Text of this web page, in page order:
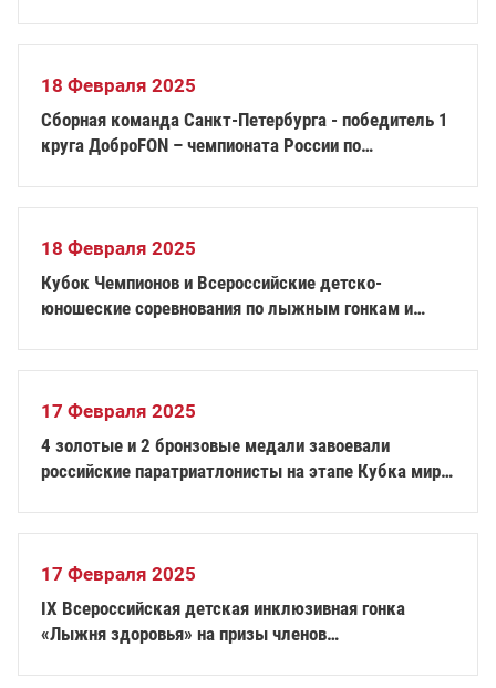
18 Февраля 2025
Сборная команда Санкт-Петербурга - победитель 1
круга ДоброFON – чемпионата России по
18 Февраля 2025
Кубок Чемпионов и Всероссийские детско-
юношеские соревнования по лыжным гонкам и
17 Февраля 2025
4 золотые и 2 бронзовые медали завоевали
российские паратриатлонисты на этапе Кубка мира
17 Февраля 2025
IХ Всероссийская детская инклюзивная гонка
«Лыжня здоровья» на призы членов